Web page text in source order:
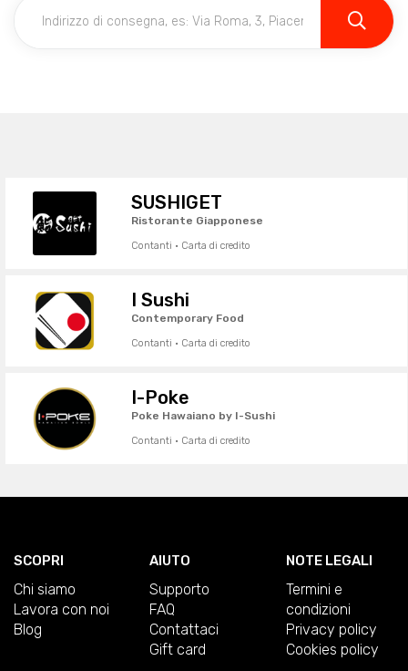
SUSHIGET
Ristorante Giapponese
Contanti · Carta di credito
I Sushi
Contemporary Food
Contanti · Carta di credito
I-Poke
Poke Hawaiano by I-Sushi
Contanti · Carta di credito
SCOPRI
Chi siamo
Lavora con noi
Blog
AIUTO
Supporto
FAQ
Contattaci
Gift card
NOTE LEGALI
Termini e
condizioni
Privacy policy
Cookies policy